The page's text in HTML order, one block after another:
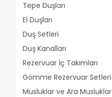
Tepe Duşları
El Duşları
Duş Setleri
Duş Kanalları
Rezervuar İç Takımları
Gömme Rezervuar Setleri
Musluklar ve Ara Musluklar